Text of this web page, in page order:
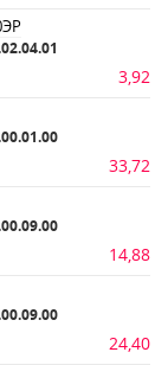
3,92
33,72
14,88
24,40